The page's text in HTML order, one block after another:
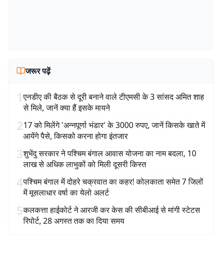
जरूर पढ़ें
1एनडीए की बैठक से दूरी बनाने वाले टीएमसी के 3 सांसद अमित शाह
से मिले, जानें क्या हैं इसके मायने
217 को मिलेंगे 'अन्नपूर्णा भंडार' के 3000 रुपए, जानें किसके खाते में
आयेंगे पैसे, किसको करना होगा इंतजार
3शुभेंदु सरकार ने पश्चिम बंगाल आवास योजना का नाम बदला, 10
लाख से अधिक लाभुकों को मिली दूसरी किस्त
4पश्चिम बंगाल में दोहरे चक्रवात का कहर! कोलकाता समेत 7 जिलों
में मूसलाधार वर्षा का येलो अलर्ट
5कलकत्ता हाईकोर्ट ने आरजी कर केस की सीबीआई से मांगी स्टेटस
रिपोर्ट, 28 अगस्त तक का दिया समय